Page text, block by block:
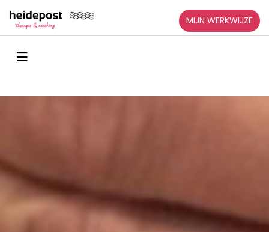
MIJN WERKWIJZE